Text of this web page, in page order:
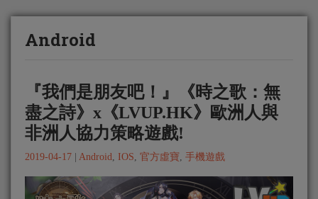
Android
『我們是朋友吧！』《時之歌：無
盡之詩》x《LVUP.HK》歐洲人與
非洲人協力策略遊戲!
2019-04-17 Android, IOS, 官方虛寶, 手機遊戲